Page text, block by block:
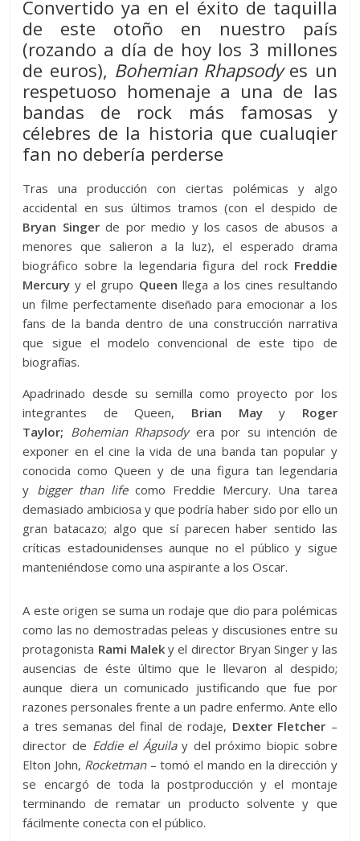
Convertido ya en el éxito de taquilla
de este otoño en nuestro país
(rozando a día de hoy los 3 millones
de euros), Bohemian Rhapsody es un
respetuoso homenaje a una de las
bandas de rock más famosas y
célebres de la historia que cualuqier
fan no debería perderse
Tras una producción con ciertas polémicas y algo
accidental en sus últimos tramos (con el despido de
Bryan Singerde por medio y los casos de abusos a
menores que salieron a la luz), el esperado drama
biográfico sobre la legendaria figura del rock Freddie
Mercury y el grupo Queen llega a los cines resultando
un filme perfectamente diseñado para emocionar a los
fans de la banda dentro de una construcción narrativa
que sigue el modelo convencional de este tipo de
biografías.
Apadrinado desde su semilla como proyecto por los
integrantes de Queen, Brian Mayy Roger
Taylor; Bohemian Rhapsodyera por su intención de
exponer en el cine la vida de una banda tan popular y
conocida como Queen y de una figura tan legendaria
y bigger than life como Freddie Mercury. Una tarea
demasiado ambiciosa y que podría haber sido por ello un
gran batacazo; algo que sí parecen haber sentido las
críticas estadounidenses aunque no el público y sigue
manteniéndose como una aspirante a los Oscar.
A este origen se suma un rodaje que dio para polémicas
como las no demostradas peleas y discusiones entre su
protagonista Rami Maleky el director Bryan Singer y las
ausencias de éste último que le llevaron al despido;
aunque diera un comunicado justificando que fue por
razones personales frente a un padre enfermo. Ante ello
a tres semanas del final de rodaje, Dexter Fletcher –
director de Eddie el Águilay del próximo biopic sobre
Elton John, Rocketman – tomó el mando en la dirección y
se encargó de toda la postproducción y el montaje
terminando de rematar un producto solvente y que
fácilmente conecta con el público.